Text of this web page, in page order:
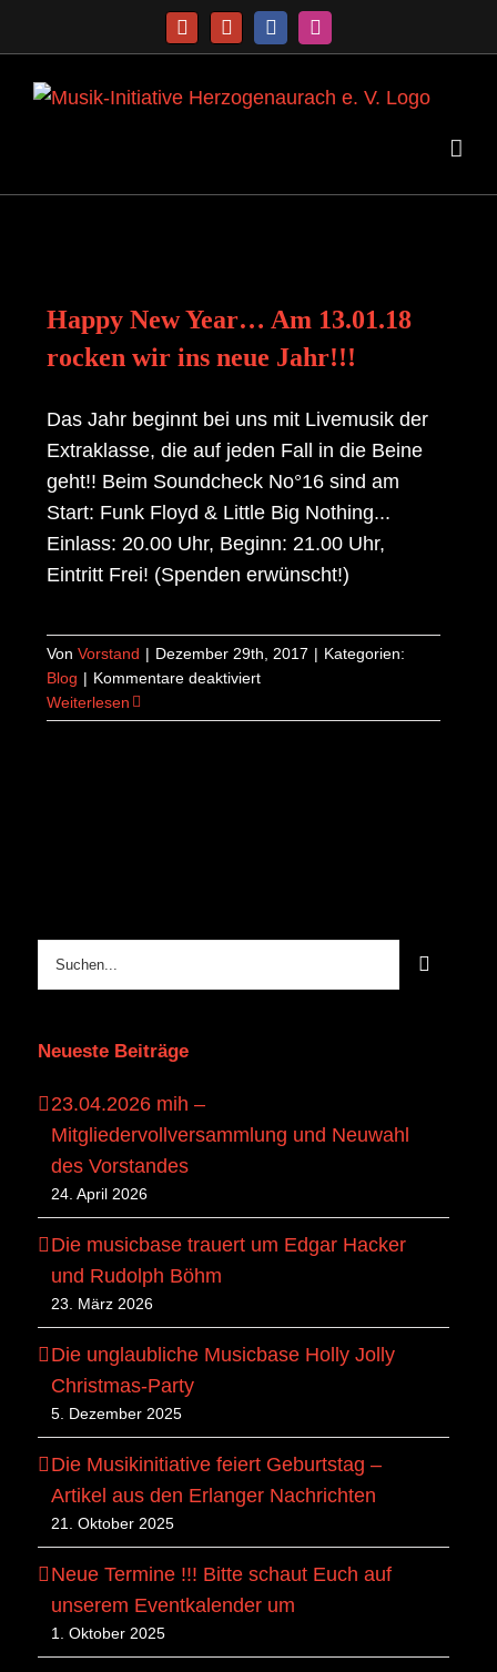
springen
Telefon
E-
Mail
FacebookInstagram
Happy New Year… Am 13.01.18
rocken wir ins neue Jahr!!!
Das Jahr beginnt bei uns mit Livemusik der
Extraklasse, die auf jeden Fall in die Beine
geht!! Beim Soundcheck No°16 sind am
Start: Funk Floyd & Little Big Nothing...
Einlass: 20.00 Uhr, Beginn: 21.00 Uhr,
Eintritt Frei! (Spenden erwünscht!)
VonVorstand | Dezember 29th, 2017 | Kategorien:
Blog | Kommentare deaktiviertfür
New
Weiterlesen
Suche
nach:
Neueste Beiträge
23.04.2026 mih –
Mitgliedervollversammlung und Neuwahl
des Vorstandes
24. April 2026
Die musicbase trauert um Edgar Hacker
und Rudolph Böhm
23. März 2026
Die unglaubliche Musicbase Holly Jolly
Christmas-Party
5. Dezember 2025
Die Musikinitiative feiert Geburtstag –
Artikel aus den Erlanger Nachrichten
21. Oktober 2025
Neue Termine !!! Bitte schaut Euch auf
unserem Eventkalender um
1. Oktober 2025